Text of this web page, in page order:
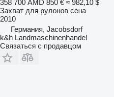
358 700 AMD 850 € ≈ 982,10 $
Захват для рулонов сена
2010
Германия, Jacobsdorf
k&h Landmaschinenhandel
Связаться с продавцом